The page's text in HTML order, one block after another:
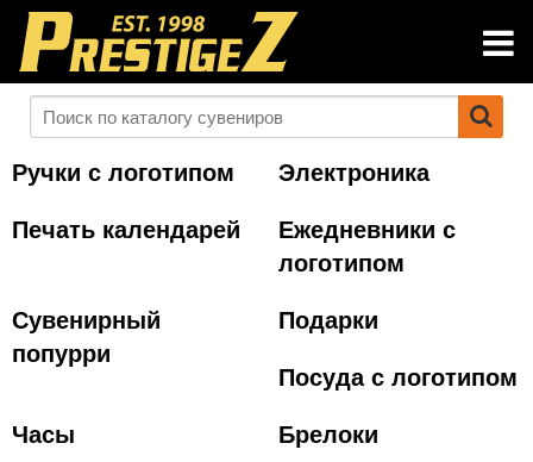
Ручки с логотипом
Электроника
Печать календарей
Ежедневники с
логотипом
Сувенирный
попурри
Подарки
Посуда с логотипом
Часы
Брелоки